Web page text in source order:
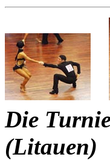
Die
(Litauen)